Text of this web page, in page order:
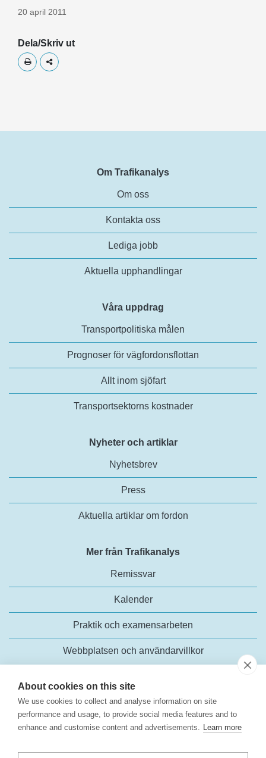
About cookies on this site
We use cookies to collect and analyse information on site
performance and usage, to provide social media features and to
enhance and customise content and advertisements. Learn more
20 april 2011
Dela/Skriv ut
Skriv utDela
Om Trafikanalys
Om oss
Kontakta oss
Lediga jobb
Aktuella upphandlingar
Våra uppdrag
Transportpolitiska målen
Prognoser för vägfordonsflottan
Allt inom sjöfart
Transportsektorns kostnader
Nyheter och artiklar
Nyhetsbrev
Press
Aktuella artiklar om fordon
Mer från Trafikanalys
Remissvar
Kalender
Praktik och examensarbeten
Webbplatsen och användarvillkor
Rosenlundsgatan 54